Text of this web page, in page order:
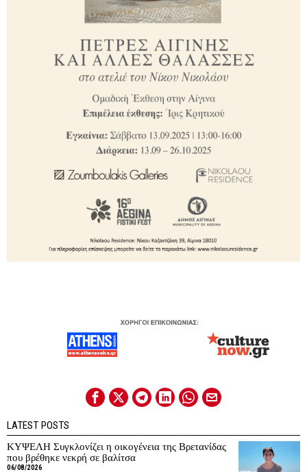
LATEST POSTS
ΚΥΨΕΛΗ Συγκλονίζει η οικογένεια της Βρετανίδας
που βρέθηκε νεκρή σε βαλίτσα
06/08/2026